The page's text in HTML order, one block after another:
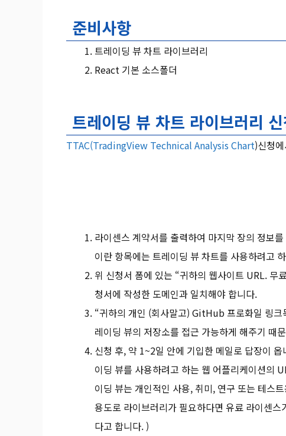
준비사항
트레이딩 뷰 차트 라이브러리
React 기본 소스폴더
트레이딩 뷰 차트 라이브러리 신
TTAC(TradingView Technical Analysis Chart)신청
라이센스 계약서를 출력하여 마지막 장의 정보
이란 항목에는 트레이딩 뷰 차트를 사용하려고
위 신청서 폼에 있는 “귀하의 웹사이트 URL. 무
청서에 작성한 도메인과 일치해야 합니다.
“귀하의 개인 (회사말고) GitHub 프로화일 링
레이딩 뷰의 저장소를 접근 가능하게 해주기 때
신청 후, 약 1~2일 안에 기입한 메일로 답장이
이딩 뷰를 사용하려고 하는 웹 어플리케이션의
이딩 뷰는 개인적인 사용, 취미, 연구 또는 테스
용도로 라이브러리가 필요하다면 유료 라이센
다고 합니다. )